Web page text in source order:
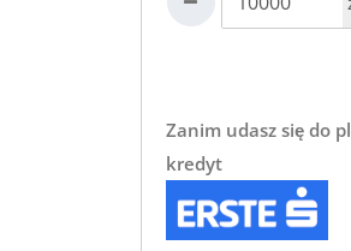
Zanim udasz się do
kredyt